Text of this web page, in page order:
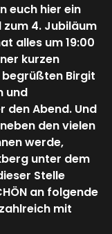
euch hier ein
zum 4. Jubiläum
alles um 19:00
kurzen
begrüßten Birgit
und
den Abend. Und
den vielen
werde,
unter dem
Stelle
an folgende
mit